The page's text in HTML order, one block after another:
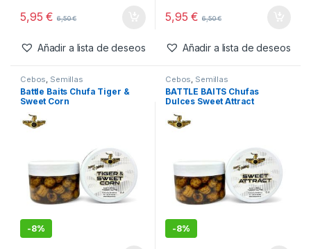
5,95€ 6,50€
Añadir a lista de deseos
5,95€ 6,50€
Añadir a lista de deseos
Cebos Semillas
Battle Baits Chufa Tiger &
Sweet Corn
-8%
Cebos Semillas
BATTLE BAITS Chufas
Dulces Sweet Attract
-8%